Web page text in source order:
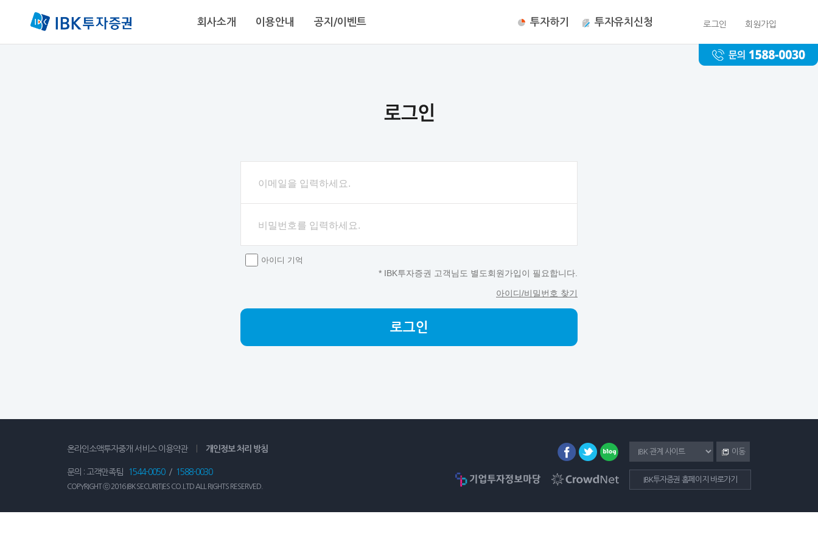
회사소개 이용안내 공지/이벤트 투자하기 투자유치신청 로그인 회원가입
이메일을 입력하세요.
비밀번호를 입력하세요.
아이디 기억
* IBK투자증권 고객님도 별도회원가입이 필요합니다.
아이디/비밀번호 찾기
로그인
온라인소액투자중개 서비스 이용약관 개인정보 처리 방침
문의 : 고객만족팀 1544-0050 / 1588-0030
COPYRIGHT ⓒ 2016 IBK SECURITIES CO.LTD ALL RIGHTS RESERVED.
이동
IBK투자증권 홈페이지 바로가기